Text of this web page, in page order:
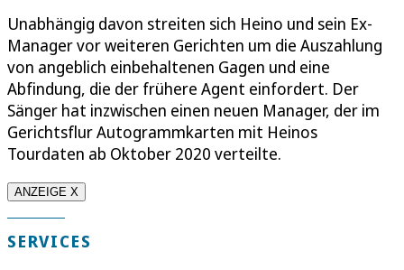
Unabhängig davon streiten sich Heino und sein Ex-
Manager vor weiteren Gerichten um die Auszahlung
von angeblich einbehaltenen Gagen und eine
Abfindung, die der frühere Agent einfordert. Der
Sänger hat inzwischen einen neuen Manager, der im
Gerichtsflur Autogrammkarten mit Heinos
Tourdaten ab Oktober 2020 verteilte.
ANZEIGE X
SERVICES